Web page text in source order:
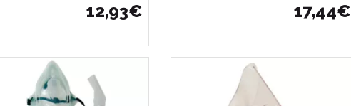
12,93€ 17,44€